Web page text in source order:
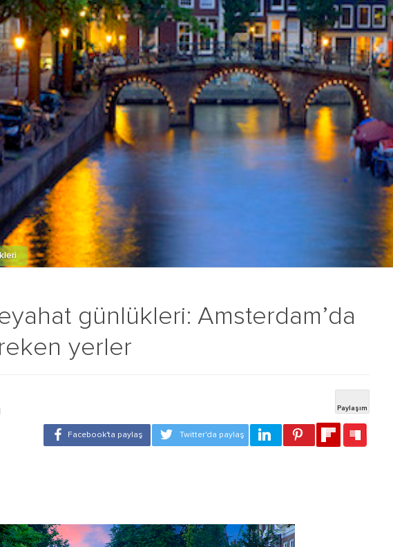
günlükleri: Amsterdam’da
yerler